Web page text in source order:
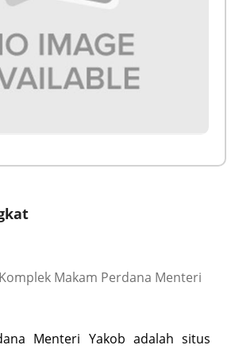
Makam Perdana Menteri
Menteri Yakob adalah situs